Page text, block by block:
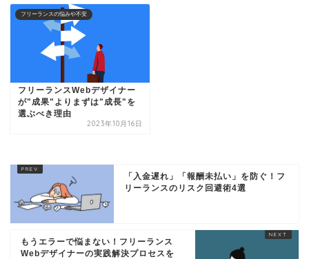
フリーランスの悩みや不安
フリーランスWebデザイナー
が"成果"よりまずは"成長"を
選ぶべき理由
2023年10月16日
「入金遅れ」「報酬未払い」を防ぐ！フ
リーランスのリスク回避術4選
もうエラーで悩まない！フリーランス
Webデザイナーの実践解決プロセスを